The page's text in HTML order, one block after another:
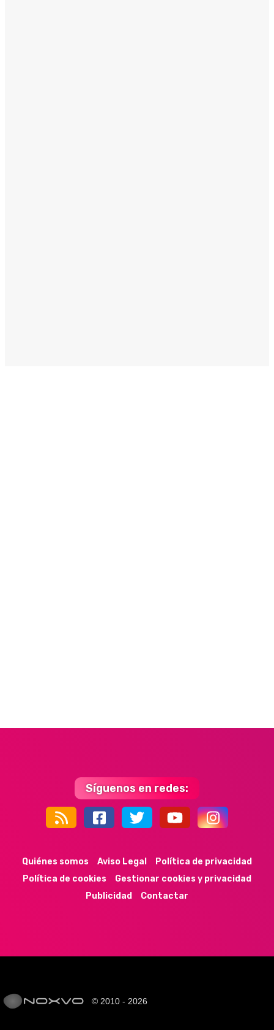
Síguenos en redes:
Quiénes somos Aviso Legal
Política de privacidad
Política de cookies
Gestionar cookies y privacidad
Publicidad
Contactar
© 2010 - 2026